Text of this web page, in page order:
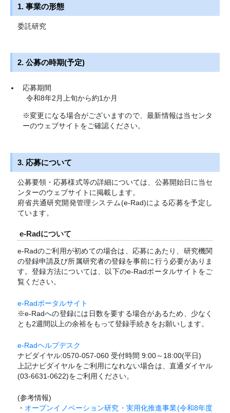
1. 事業の形態
委託研究
2. 公募の時期(予定)
応募期間
令和8年2月上旬から約1か月
※変更になる場合がございますので、最新情報は当センタ
ーのウェブサイトをご確認ください。
3. 応募について
公募要領・応募様式等の詳細については、公募開始日に当セ
ンターのウェブサイトに掲載します。
府省共通研究開発管理システム(e-Rad)による応募を予定し
ています。
e-Radについて
e-Radのご利用が初めての場合は、応募にあたり、研究機関
の登録申請及び所属研究者の登録を事前に行う必要がありま
す。登録方法については、以下のe-Radポータルサイトをご
覧ください。
e-Radポータルサイト
※e-Radへの登録には日数を要する場合があるため、少なく
とも2週間以上の余裕をもって登録手続きをお願いします。
e-Radヘルプデスク
ナビダイヤル:0570-057-060 受付時間 9:00～18:00(平日)
上記ナビダイヤルをご利用になれない場合は、直通ダイヤル
(03-6631-0622)をご利用ください。
(参考情報)
・ オープンイノベーション研究・実用化推進事業(令和8年度